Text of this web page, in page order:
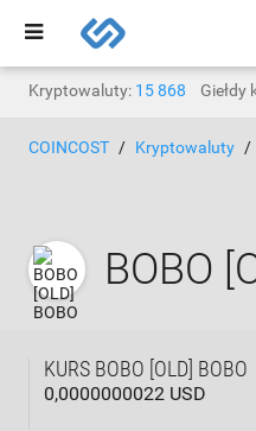
Kryptowaluty: 15 868 Giełdy
COINCOST Kryptowaluty
BOBO
KURS BOBO [OLD] BOBO
0,0000000022 USD